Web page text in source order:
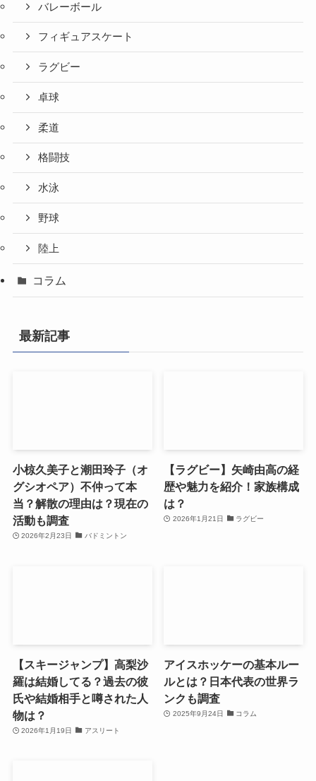
バレーボール
フィギュアスケート
ラグビー
卓球
柔道
格闘技
水泳
野球
陸上
コラム
最新記事
小椋久美子と潮田玲子（オ
グシオペア）不仲って本
当？解散の理由は？現在の
活動も調査
2026年2月23日 バドミントン
【ラグビー】矢崎由高の経
歴や魅力を紹介！家族構成
は？
2026年1月21日 ラグビー
【スキージャンプ】高梨沙
羅は結婚してる？過去の彼
氏や結婚相手と噂された人
物は？
2026年1月19日 アスリート
アイスホッケーの基本ルー
ルとは？日本代表の世界ラ
ンクも調査
2025年9月24日 コラム